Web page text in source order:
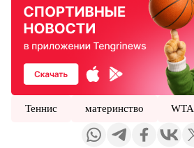
Теннис материнство WTA